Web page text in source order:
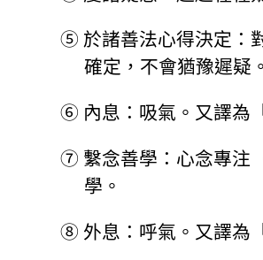
⑤ 於諸善法心得決定：
確定，不會猶豫遲疑。
⑥ 內息：吸氣。又譯為
⑦ 繫念善學：心念專注
學。
⑧ 外息：呼氣。又譯為